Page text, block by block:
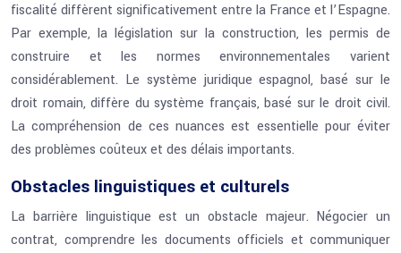
fiscalité diffèrent significativement entre la France et l’Espagne.
Par exemple, la législation sur la construction, les permis de
construire et les normes environnementales varient
considérablement. Le système juridique espagnol, basé sur le
droit romain, diffère du système français, basé sur le droit civil.
La compréhension de ces nuances est essentielle pour éviter
des problèmes coûteux et des délais importants.
Obstacles linguistiques et culturels
La barrière linguistique est un obstacle majeur. Négocier un
contrat, comprendre les documents officiels et communiquer